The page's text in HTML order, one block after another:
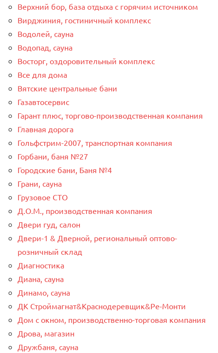
Верхний бор, база отдыха с горячим источником
Вирджиния, гостиничный комплекс
Водолей, сауна
Водопад, сауна
Восторг, оздоровительный комплекс
Все для дома
Вятские центральные бани
Газавтосервис
Гарант плюс, торгово-производственная компания
Главная дорога
Гольфстрим-2007, транспортная компания
Горбани, баня №27
Городские бани, Баня №4
Грани, сауна
Грузовое СТО
Д.О.М., производственная компания
Двери гуд, салон
Двери-1 & Дверной, региональный оптово-
розничный склад
Диагностика
Диана, сауна
Динамо, сауна
ДК Строймагнат&Краснодеревщик&Ре-Монти
Дом с окном, производственно-торговая компания
Дрова, магазин
Дружбаня, сауна